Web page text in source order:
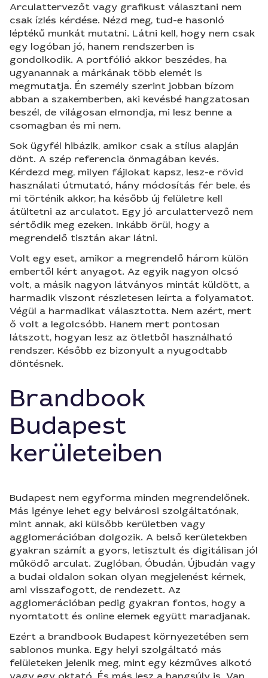
Arculattervezőt vagy grafikust választani nem
csak ízlés kérdése. Nézd meg, tud-e hasonló
léptékű munkát mutatni. Látni kell, hogy nem csak
egy logóban jó, hanem rendszerben is
gondolkodik. A portfólió akkor beszédes, ha
ugyanannak a márkának több elemét is
megmutatja. Én személy szerint jobban bízom
abban a szakemberben, aki kevésbé hangzatosan
beszél, de világosan elmondja, mi lesz benne a
csomagban és mi nem.
Sok ügyfél hibázik, amikor csak a stílus alapján
dönt. A szép referencia önmagában kevés.
Kérdezd meg, milyen fájlokat kapsz, lesz-e rövid
használati útmutató, hány módosítás fér bele, és
mi történik akkor, ha később új felületre kell
átültetni az arculatot. Egy jó arculattervező nem
sértődik meg ezeken. Inkább örül, hogy a
megrendelő tisztán akar látni.
Volt egy eset, amikor a megrendelő három külön
embertől kért anyagot. Az egyik nagyon olcsó
volt, a másik nagyon látványos mintát küldött, a
harmadik viszont részletesen leírta a folyamatot.
Végül a harmadikat választotta. Nem azért, mert
ő volt a legolcsóbb. Hanem mert pontosan
látszott, hogyan lesz az ötletből használható
rendszer. Később ez bizonyult a nyugodtabb
döntésnek.
Brandbook
Budapest
kerületeiben
Budapest nem egyforma minden megrendelőnek.
Más igénye lehet egy belvárosi szolgáltatónak,
mint annak, aki külsőbb kerületben vagy
agglomerációban dolgozik. A belső kerületekben
gyakran számít a gyors, letisztult és digitálisan jól
működő arculat. Zuglóban, Óbudán, Újbudán vagy
a budai oldalon sokan olyan megjelenést kérnek,
ami visszafogott, de rendezett. Az
agglomerációban pedig gyakran fontos, hogy a
nyomtatott és online elemek együtt maradjanak.
Ezért a brandbook Budapest környezetében sem
sablonos munka. Egy helyi szolgáltató más
felületeken jelenik meg, mint egy kézműves alkotó